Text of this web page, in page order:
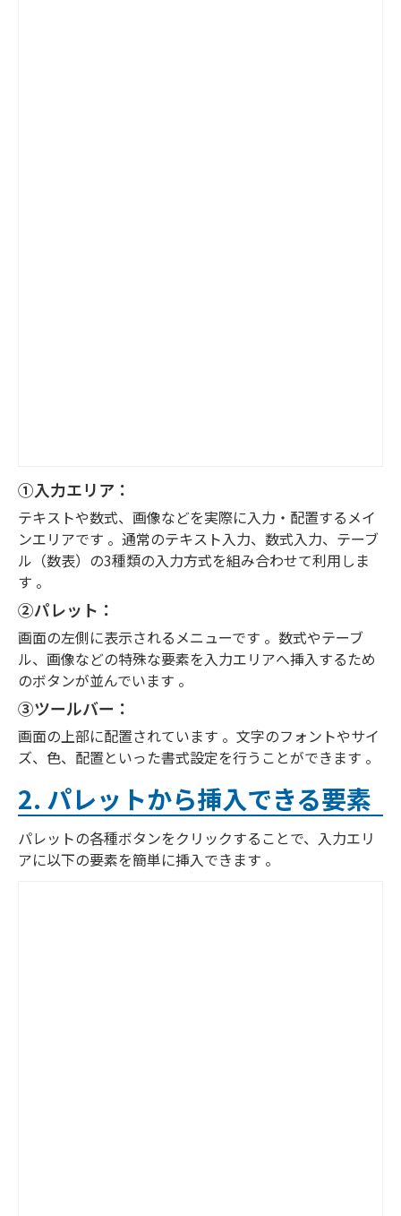
①入力エリア：
テキストや数式、画像などを実際に入力・配置するメイ
ンエリアです 。通常のテキスト入力、数式入力、テーブ
ル（数表）の3種類の入力方式を組み合わせて利用しま
す 。
②パレット：
画面の左側に表示されるメニューです 。数式やテーブ
ル、画像などの特殊な要素を入力エリアへ挿入するため
のボタンが並んでいます 。
③ツールバー：
画面の上部に配置されています 。文字のフォントやサイ
ズ、色、配置といった書式設定を行うことができます 。
2. パレットから挿入できる要素
パレットの各種ボタンをクリックすることで、入力エリ
アに以下の要素を簡単に挿入できます 。